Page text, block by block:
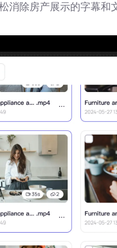
消除房产展示的字幕和